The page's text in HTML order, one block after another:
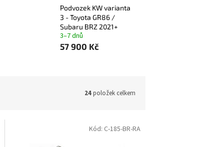
Podvozek KW varianta
3 - Toyota GR86 /
Subaru BRZ 2021+
3–7 dnů
57 900 Kč
24položek celkem
Kód: C-185-BR-RA